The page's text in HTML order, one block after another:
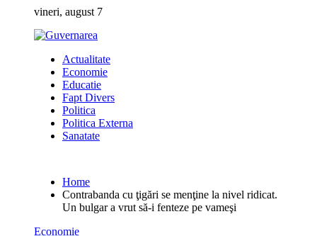
content
vineri, august 7
Actualitate
Economie
Educatie
Fapt Divers
Politica
Politica Externa
Sanatate
Home
Contrabanda cu ţigări se menţine la nivel ridicat.
Un bulgar a vrut să-i fenteze pe vameşi
Economie